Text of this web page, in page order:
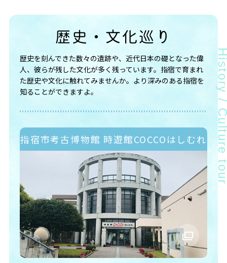
歴史・文化巡り
歴史を刻んできた数々の遺跡や、近代日本の礎となった偉
人、彼らが残した文化が多く残っています。指宿で育まれ
た歴史や文化に触れてみませんか。より深みのある指宿を
知ることができますよ。
指宿市考古博物館 時遊館COCCOはしむれ